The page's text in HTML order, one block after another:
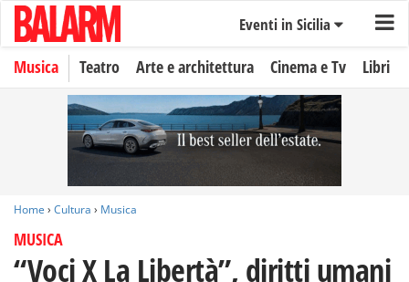
Eventi in Sicilia
Musica Teatro Arte e architettura Cinema e Tv Libri
Home › Cultura › Musica
MUSICA
“Voci X La Libertà”, diritti umani